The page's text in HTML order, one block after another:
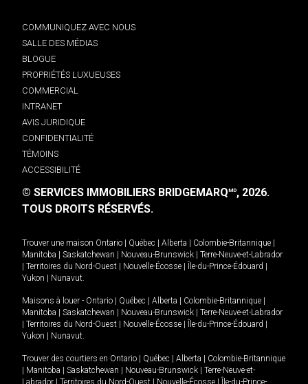
COMMUNIQUEZ AVEC NOUS
SALLE DES MÉDIAS
BLOGUE
PROPRIÉTÉS LUXUEUSES
COMMERCIAL
INTRANET
AVIS JURIDIQUE
CONFIDENTIALITÉ
TÉMOINS
ACCESSIBILITÉ
© SERVICES IMMOBILIERS BRIDGEMARQMD, 2026.
TOUS DROITS RÉSERVÉS.
Trouver une maison Ontario Québec Alberta Colombie-Britannique
Manitoba
Saskatchewan Nouveau-Brunswick
Terre-Neuve-et-Labrador
Territoires du Nord-Ouest Nouvelle-Écosse Île-du-Prince-Édouard
Yukon
Nunavut.
Maisons à louer - Ontario Québec Alberta Colombie-Britannique
Manitoba
Saskatchewan Nouveau-Brunswick
Terre-Neuve-et-Labrador
Territoires du Nord-Ouest Nouvelle-Écosse Île-du-Prince-Édouard
Yukon
Nunavut.
Trouver des courtiers en Ontario Québec Alberta
Colombie-Britannique
Manitoba Saskatchewan Nouveau-Brunswick
Terre-Neuve-et-
Labrador
Territoires du Nord-Ouest Nouvelle-Écosse
Île-du-Prince-